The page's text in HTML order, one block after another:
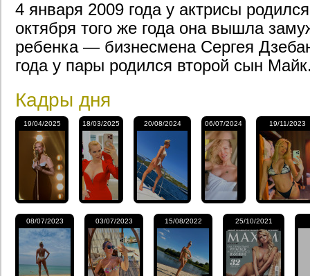
4 января 2009 года у актрисы
октября того же года она вышла
ребенка — бизнесмена Сергея
года у пары родился второй сын
Кадры дня
19/04/2025 18/03/2025 20/08/2024 06/07/2024 19/11/2023
08/07/2023 03/07/2023 15/08/2022 25/10/2021